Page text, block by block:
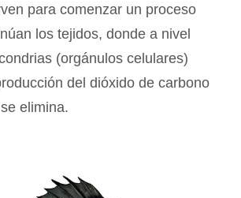
para comenzar un proceso
los tejidos, donde a nivel
(orgánulos celulares)
del dióxido de carbono
elimina.